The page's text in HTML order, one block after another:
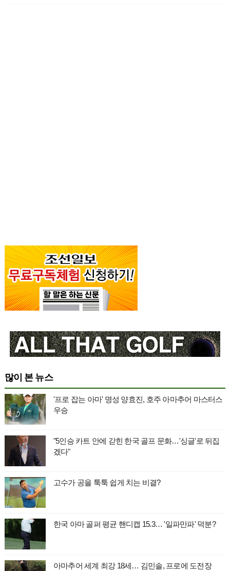
많이 본 뉴스
'프로 잡는 아마' 명성 양효진, 호주 아마추어 마스터스
우승
"5인승 카트 안에 갇힌 한국 골프 문화…'싱글'로 뒤집
겠다"
고수가 공을 툭툭 쉽게 치는 비결?
한국 아마 골퍼 평균 핸디캡 15.3… '일파만파' 덕분?
아마추어 세계 최강 18세… 김민솔, 프로에 도전장